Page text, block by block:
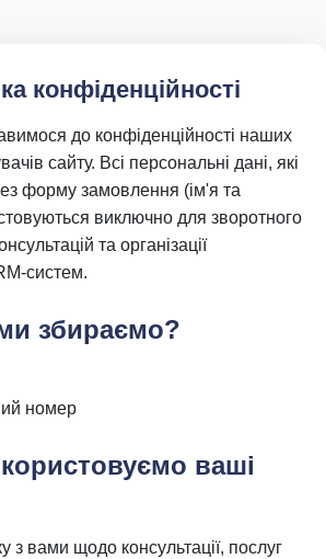
конфіденційності
до конфіденційності наших
сайту. Всі персональні дані, які
форму замовлення (ім'я та
виключно для зворотного
та організації
систем.
збираємо?
номер
ваші
з вами щодо консультації, послуг